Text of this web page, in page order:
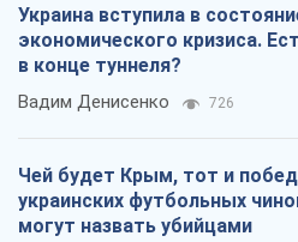
Украина вступила в
экономического кризиса.
в конце туннеля?
Вадим Денисенко 726
Чей будет Крым, тот и
украинских футбольных
могут назвать убийцами